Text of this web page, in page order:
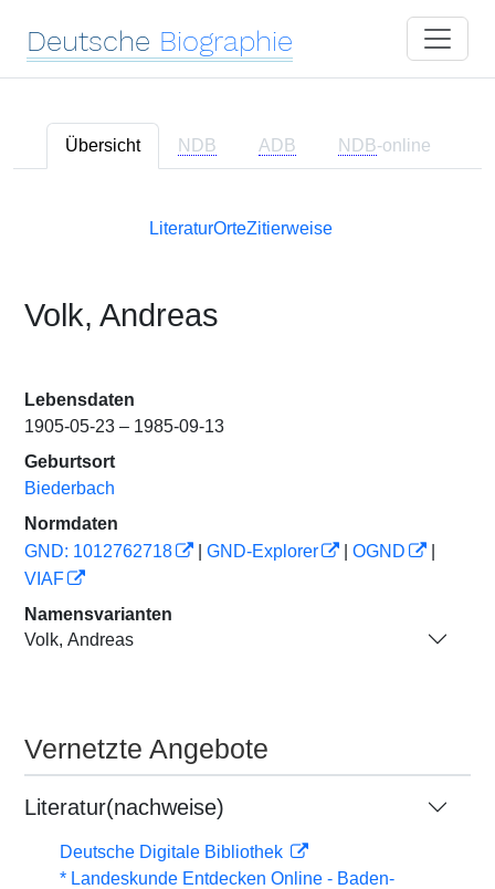
Deutsche Biographie
Übersicht NDB ADB NDB-online
LiteraturOrteZitierweise
Volk, Andreas
Lebensdaten
1905-05-23 – 1985-09-13
Geburtsort
Biederbach
Normdaten
GND: 1012762718
GND-Explorer OGND
VIAF
Namensvarianten
Volk, Andreas
Vernetzte Angebote
Literatur(nachweise)
Deutsche Digitale Bibliothek
* Landeskunde Entdecken Online - Baden-